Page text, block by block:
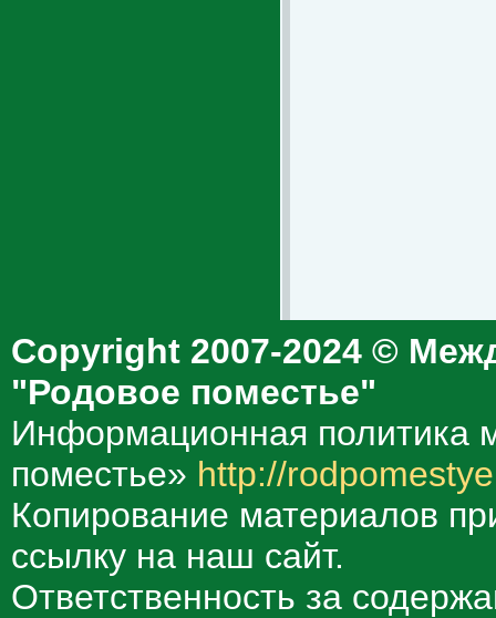
Copyright 2007-2024 ©
"Родовое поместье"
Информационная политика
поместье» http://
Копирование материалов
ссылку на наш сайт.
Ответственность за